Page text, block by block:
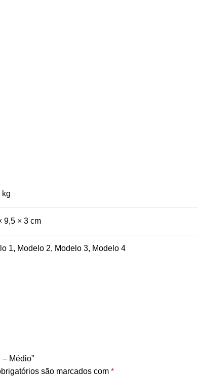
kg
9,5 × 3 cm
1, Modelo 2, Modelo 3, Modelo 4
Médio”
são marcados com *